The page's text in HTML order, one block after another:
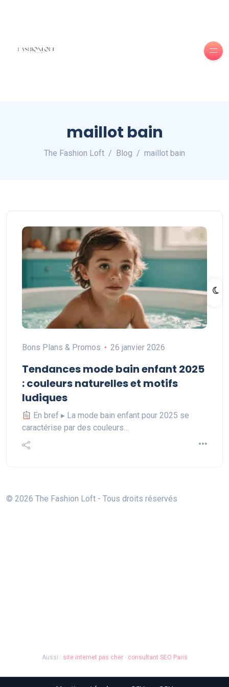
maillot bain
The Fashion Loft Blog maillot bain
Bons Plans & Promos 26 janvier 2026
Tendances mode bain enfant 2025
: couleurs naturelles et motifs
ludiques
En bref ▸ La mode bain enfant pour 2025 se
caractérise par des couleurs…
© 2026 The Fashion Loft - Tous droits réservés
Aussi : site internet pas cher· consultant SEO Paris